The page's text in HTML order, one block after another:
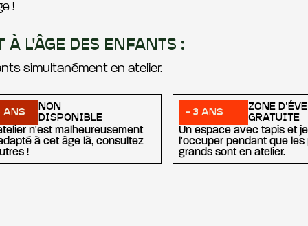
!
L'ÂGE DES ENFANTS :
simultanément en atelier.
ANS
NON
DISPONIBLE
n'est malheureusement
à cet âge là, consultez
!
- 3 ANS
ZONE
GRATUITE
Un espace avec tapis et
l'occuper pendant que les
grands sont en atelier.